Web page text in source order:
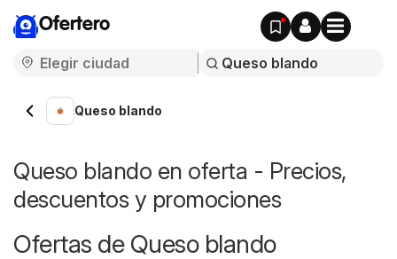
Ofertero
Queso blando
Queso blando en oferta - Precios,
descuentos y promociones
Ofertas de Queso blando